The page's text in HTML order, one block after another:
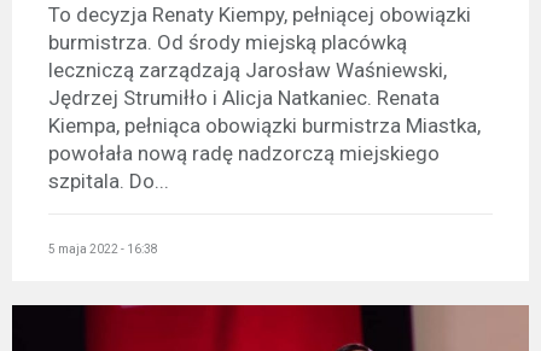
To decyzja Renaty Kiempy, pełniącej obowiązki
burmistrza. Od środy miejską placówką
leczniczą zarządzają Jarosław Waśniewski,
Jędrzej Strumiłło i Alicja Natkaniec. Renata
Kiempa, pełniąca obowiązki burmistrza Miastka,
powołała nową radę nadzorczą miejskiego
szpitala. Do...
5 maja 2022 - 16:38